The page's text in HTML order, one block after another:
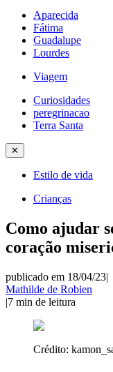
Aparecida
Fátima
Guadalupe
Lourdes
Viagem
Curiosidades
peregrinacao
Terra Santa
✕
Estilo de vida
Crianças
Como ajudar
coração
publicado em 18/04/23|
Mathilde de Robien
|7 min de leitura
Crédito: